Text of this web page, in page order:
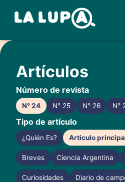
Skip
to
contentArtículos
Número de revista
N° 24 N° 25 N° 26 N°
Tipo de artículo
¿Quién Es? Articulo
Breves Ciencia Argentina
Curiosidades Diario de